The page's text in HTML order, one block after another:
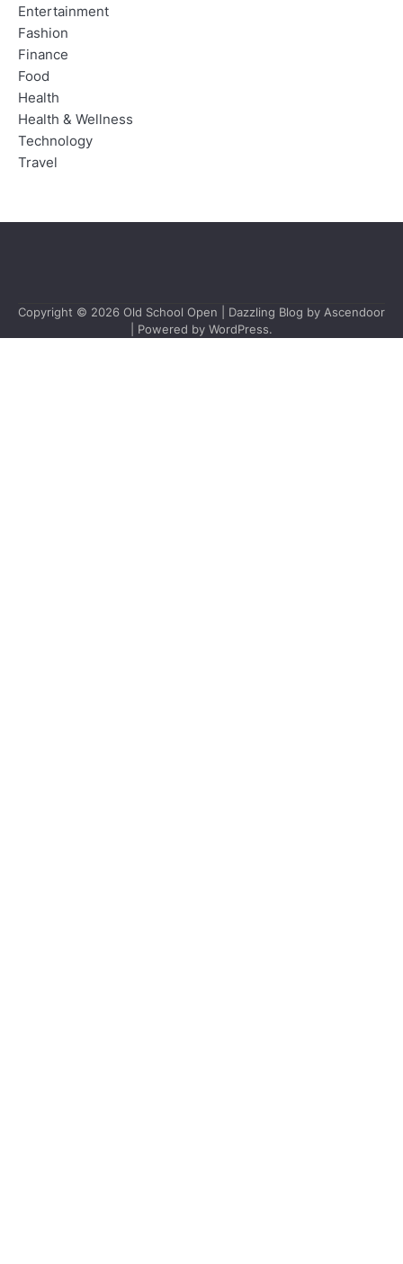
Entertainment
Fashion
Finance
Food
Health
Health & Wellness
Technology
Travel
Copyright © 2026 Old School Open | Dazzling Blog by Ascendoor
| Powered by WordPress.